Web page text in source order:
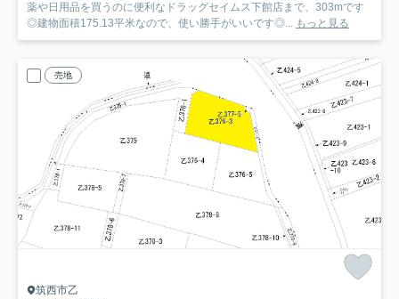
薬や日用品を買うのに便利なドラッグセイムス下館店まで、303mです
◎建物面積175.13平米なので、使い勝手がいいです◎... もっと見る
売地
筑西市乙